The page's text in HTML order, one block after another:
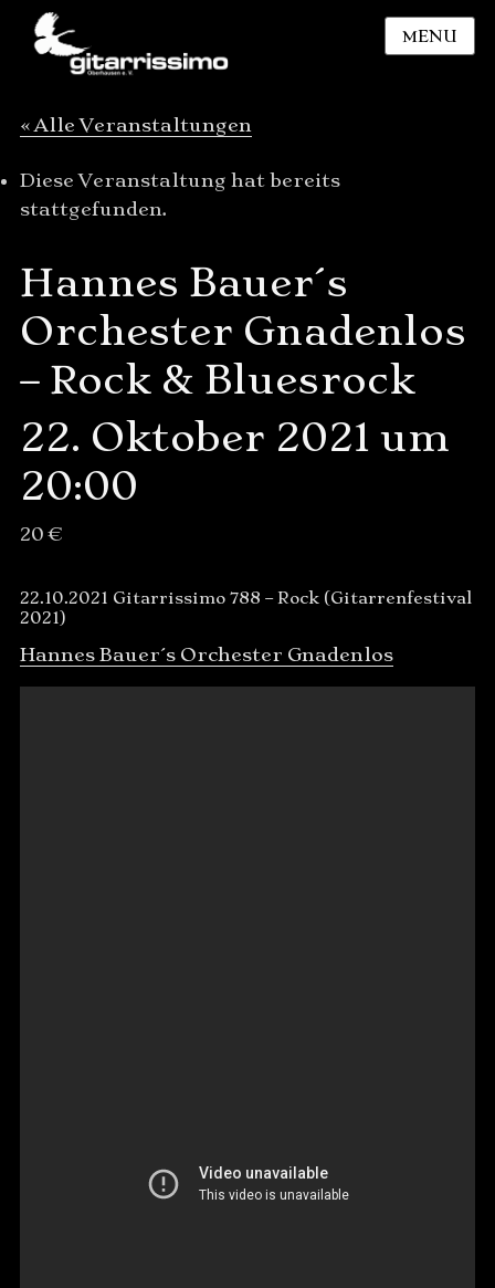
MENU
« Alle Veranstaltungen
Diese Veranstaltung hat bereits
stattgefunden.
Hannes Bauer´s
Orchester Gnadenlos
– Rock & Bluesrock
22. Oktober 2021 um
20:00
20 €
22.10.2021 Gitarrissimo 788 – Rock (Gitarrenfestival
2021)
Hannes Bauer´s Orchester Gnadenlos